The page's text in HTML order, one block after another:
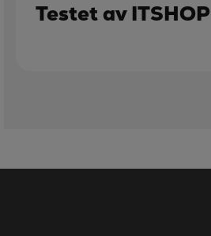
Testet av ITSHOP